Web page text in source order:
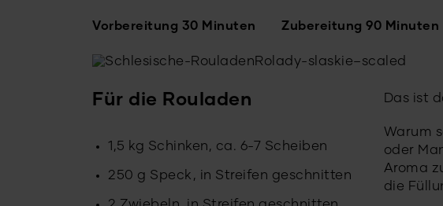
Vorbereitung 30 Minuten Zubereitung 90 Minuten
Für die Rouladen
1,5 kg Schinken, ca. 6-7 Scheiben
250 g Speck, in Streifen geschnitten
Das ist
Warum
oder
Aroma
die